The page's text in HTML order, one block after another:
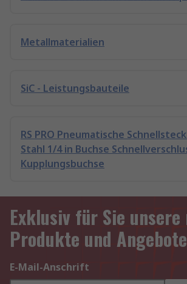
Metallmaterialien
SiC - Leistungsbauteile
RS PRO Pneumatische
Stahl 1/4 in Buchse
Kupplungsbuchse
Exklusiv für Sie unsere
Produkte und Angebote
E-Mail-Anschrift